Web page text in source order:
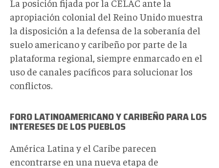
La posición fijada por la CELAC ante la
apropiación colonial del Reino Unido muestra
la disposición a la defensa de la soberanía del
suelo americano y caribeño por parte de la
plataforma regional, siempre enmarcado en el
uso de canales pacíficos para solucionar los
conflictos.
FORO LATINOAMERICANO Y CARIBEÑO PARA LOS
INTERESES DE LOS PUEBLOS
América Latina y el Caribe parecen
encontrarse en una nueva etapa de